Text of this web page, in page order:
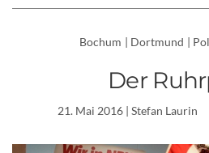
Bochum | Dortmund |
Der
21. Mai 2016| Stefan Laurin